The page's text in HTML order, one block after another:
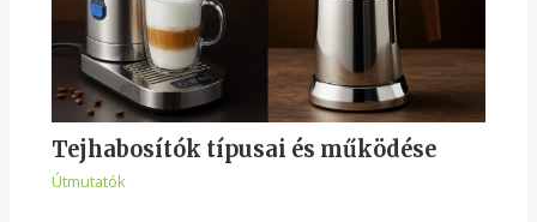
Tejhabosítók típusai és működése
Útmutatók